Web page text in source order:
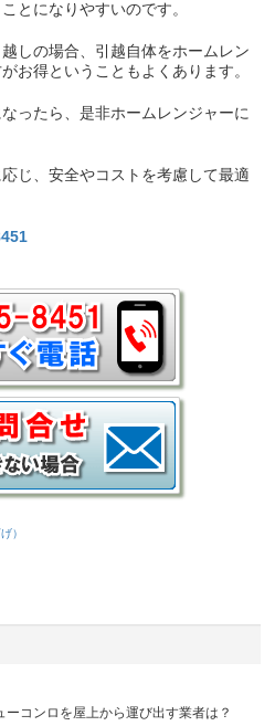
とになりやすいのです。
しの場合、引越自体をホームレン
お得ということもよくあります。
ったら、是非ホームレンジャーに
じ、安全やコストを考慮して最適
）
ーコンロを屋上から運び出す業者は？